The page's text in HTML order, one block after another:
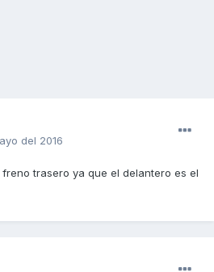
del 2016
trasero ya que el delantero es el